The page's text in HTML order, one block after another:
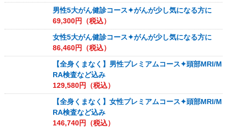
男性5大がん健診コース✦がんが少し気になる方に
69,300円（税込）
女性5大がん健診コース✦がんが少し気になる方に
86,460円（税込）
【全身くまなく】男性プレミアムコース✦頭部MRI/M
RA検査など込み
129,580円（税込）
【全身くまなく】女性プレミアムコース✦頭部MRI/M
RA検査など込み
146,740円（税込）